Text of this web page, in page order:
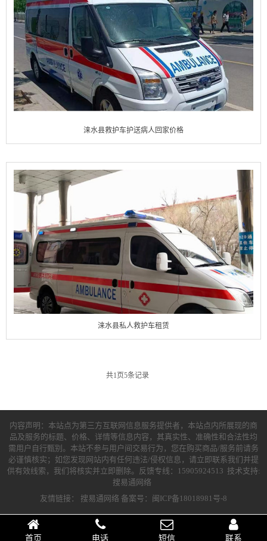
涞水县救护车护送病人回家价格
涞水县私人救护车租赁
共1 页5条记录
内容声明：本站点为第三方互联网信息服务提供者，本站点内所展现的商
品及服务的标题、价格、详情等信息内容，其真实性、准确性和合法性均
需用户自行甄别。本站不参与用户间交易行为，您在购买商品/服务前请务
必谨慎核实；如您发现网站内有任何违法/侵权信息，请立即联系我们并提
供有效线索，我们将核实并立即删除。反馈专线：15905924513 技术支持:
搜易通网络
友情链接： 搜易通网络 备案号：闽ICP备18018981号-8
首页 电话 短信 联系